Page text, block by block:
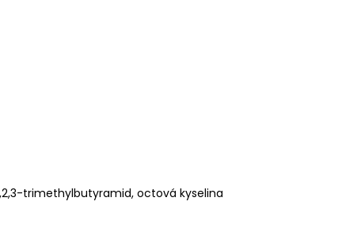
trimethylbutyramid, octová kyselina